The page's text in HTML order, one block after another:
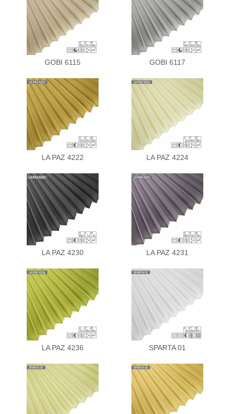
GOBI 6115 GOBI 6117
LA PAZ 4222 LA PAZ 4224
LA PAZ 4230 LA PAZ 4231
LA PAZ 4236 SPARTA 01